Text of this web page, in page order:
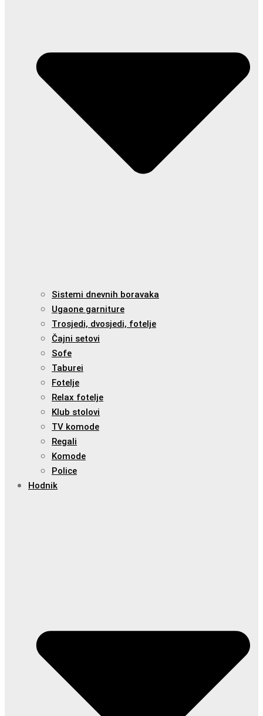
Sistemi dnevnih boravaka
Ugaone garniture
Trosjedi, dvosjedi, fotelje
Čajni setovi
Sofe
Taburei
Fotelje
Relax fotelje
Klub stolovi
TV komode
Regali
Komode
Police
Hodnik